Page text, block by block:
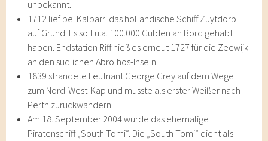
unbekannt.
1712 lief bei Kalbarri das holländische Schiff Zuytdorp
auf Grund. Es soll u.a. 100.000 Gulden an Bord gehabt
haben. Endstation Riff hieß es erneut 1727 für die Zeewijk
an den südlichen Abrolhos-Inseln.
1839 strandete Leutnant George Grey auf dem Wege
zum Nord-West-Kap und musste als erster Weißer nach
Perth zurückwandern.
Am 18. September 2004 wurde das ehemalige
Piratenschiff „South Tomi“. Die „South Tomi“ dient als